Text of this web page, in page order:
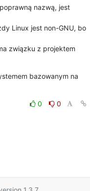
nazwą, jest
Linux jest non-GNU, bo
związku z projektem
bazowanym na
0
0